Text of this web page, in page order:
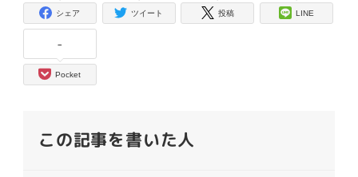
シェア ツイート 投稿 LINE
-
Pocket
この記事を書いた人